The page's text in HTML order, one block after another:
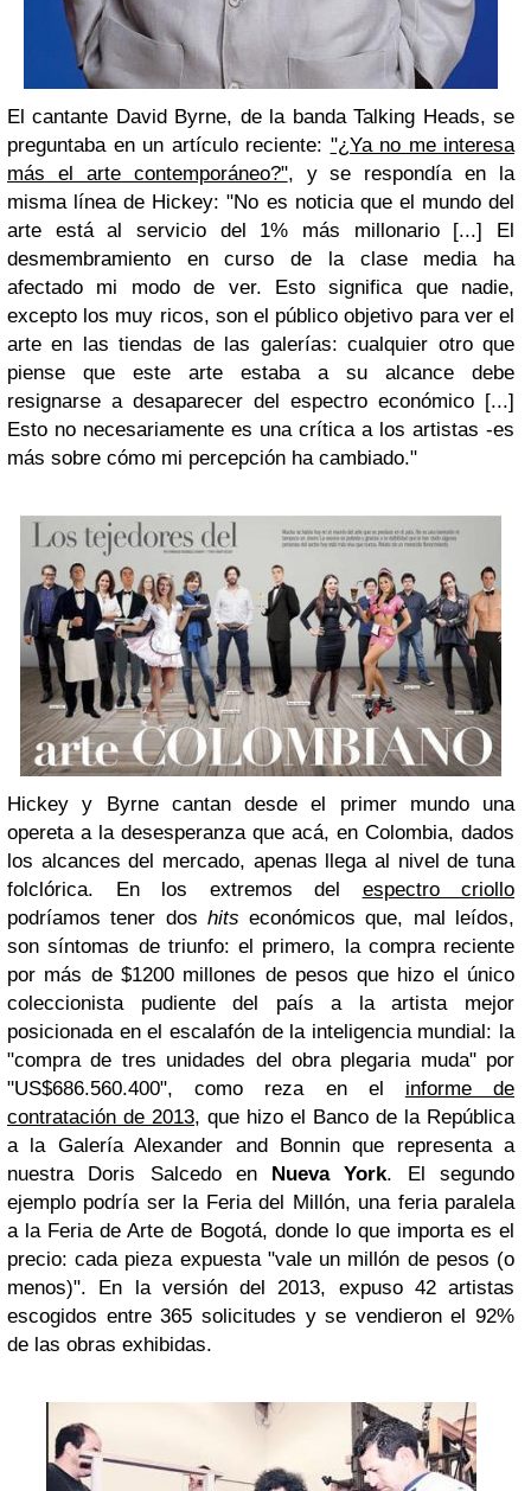
El cantante David Byrne, de la banda Talking Heads, se
preguntaba en un artículo reciente: "¿Ya no me interesa
más el arte contemporáneo?", y se respondía en la
misma línea de Hickey: "No es noticia que el mundo del
arte está al servicio del 1% más millonario [...] El
desmembramiento en curso de la clase media ha
afectado mi modo de ver. Esto significa que nadie,
excepto los muy ricos, son el público objetivo para ver el
arte en las tiendas de las galerías: cualquier otro que
piense que este arte estaba a su alcance debe
resignarse a desaparecer del espectro económico [...]
Esto no necesariamente es una crítica a los artistas -es
más sobre cómo mi percepción ha cambiado."
Hickey y Byrne cantan desde el primer mundo una
opereta a la desesperanza que acá, en Colombia, dados
los alcances del mercado, apenas llega al nivel de tuna
folclórica. En los extremos del espectro criollo
podríamos tener dos hits económicos que, mal leídos,
son síntomas de triunfo: el primero, la compra reciente
por más de $1200 millones de pesos que hizo el único
coleccionista pudiente del país a la artista mejor
posicionada en el escalafón de la inteligencia mundial: la
"compra de tres unidades del obra plegaria muda" por
"US$686.560.400", como reza en el informe de
contratación de 2013, que hizo el Banco de la República
a la Galería Alexander and Bonnin que representa a
nuestra Doris Salcedo en Nueva York. El segundo
ejemplo podría ser la Feria del Millón, una feria paralela
a la Feria de Arte de Bogotá, donde lo que importa es el
precio: cada pieza expuesta "vale un millón de pesos (o
menos)". En la versión del 2013, expuso 42 artistas
escogidos entre 365 solicitudes y se vendieron el 92%
de las obras exhibidas.